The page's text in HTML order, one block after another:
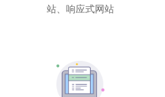
站、响应式网站